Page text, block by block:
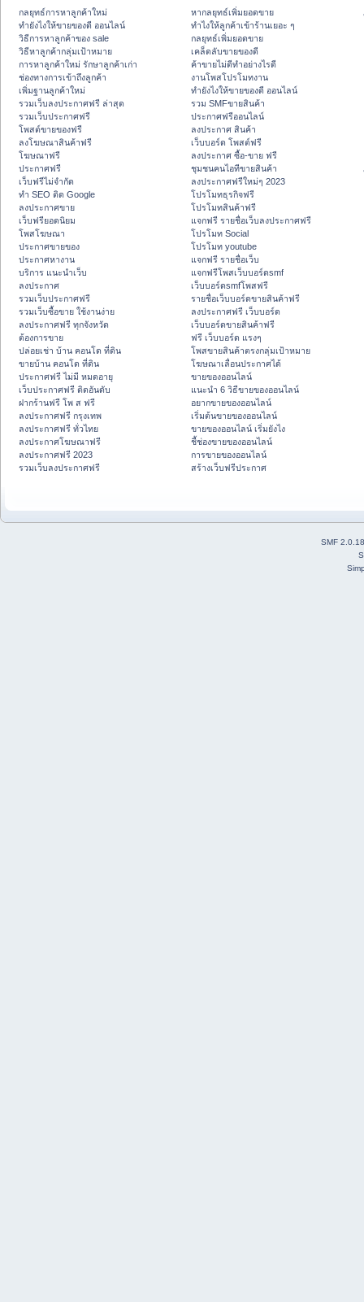
กลยุทธ์การหาลูกค้าใหม่
ทํายังไงให้ขายของดี ออนไลน์
วิธีการหาลูกค้าของ sale
วิธีหาลูกค้ากลุ่มเป้าหมาย
การหาลูกค้าใหม่ รักษาลูกค้าเก่า
ช่องทางการเข้าถึงลูกค้า
เพิ่มฐานลูกค้าใหม่
รวมเว็บลงประกาศฟรี ล่าสุด
รวมเว็บประกาศฟรี
โพสต์ขายของฟรี
ลงโฆษณาสินค้าฟรี
โฆษณาฟรี
ประกาศฟรี
เว็บฟรีไม่จำกัด
ทำ SEO ติด Google
ลงประกาศขาย
เว็บฟรียอดนิยม
โพสโฆษณา
ประกาศขายของ
ประกาศหางาน
บริการ แนะนำเว็บ
ลงประกาศ
รวมเว็บประกาศฟรี
รวมเว็บซื้อขาย ใช้งานง่าย
ลงประกาศฟรี ทุกจังหวัด
ต้องการขาย
ปล่อยเช่า บ้าน คอนโด ที่ดิน
ขายบ้าน คอนโด ที่ดิน
ประกาศฟรี ไม่มี หมดอายุ
เว็บประกาศฟรี ติดอันดับ
ฝากร้านฟรี โพ ส ฟรี
ลงประกาศฟรี กรุงเทพ
ลงประกาศฟรี ทั่วไทย
ลงประกาศโฆษณาฟรี
ลงประกาศฟรี 2023
รวมเว็บลงประกาศฟรี
หากลยุทธ์เพิ่มยอดขาย
ทําไงให้ลูกค้าเข้าร้านเยอะ ๆ
กลยุทธ์เพิ่มยอดขาย
เคล็ดลับขายของดี
ค้าขายไม่ดีทำอย่างไรดี
งานโพสโปรโมทงาน
ทํายังไงให้ขายของดี ออนไลน์
รวม SMFขายสินค้า
ประกาศฟรีออนไลน์
ลงประกาศ สินค้า
เว็บบอร์ด โพสต์ฟรี
ลงประกาศ ซื้อ-ขาย ฟรี
ชุมชนคนไอทีขายสินค้า
ลงประกาศฟรีใหม่ๆ 2023
โปรโมทธุรกิจฟรี
โปรโมทสินค้าฟรี
แจกฟรี รายชื่อเว็บลงประกาศฟรี
โปรโมท Social
โปรโมท youtube
แจกฟรี รายชื่อเว็บ
แจกฟรีโพสเว็บบอร์ดsmf
เว็บบอร์ดsmfโพสฟรี
รายชื่อเว็บบอร์ดขายสินค้าฟรี
ลงประกาศฟรี เว็บบอร์ด
เว็บบอร์ดขายสินค้าฟรี
ฟรี เว็บบอร์ด แรงๆ
โพสขายสินค้าตรงกลุ่มเป้าหมาย
โฆษณาเลื่อนประกาศได้
ขายของออนไลน์
แนะนำ 6 วิธีขายของออนไลน์
อยากขายของออนไลน์
เริ่มต้นขายของออนไลน์
ขายของออนไลน์ เริ่มยังไง
ชี้ช่องขายของออนไลน์
การขายของออนไลน์
สร้างเว็บฟรีประกาศ
SMF 2.0.18